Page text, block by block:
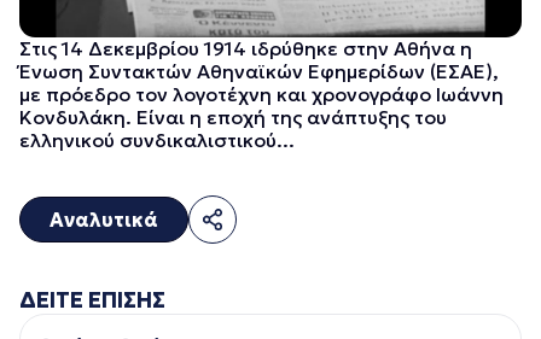
Στις 14 Δεκεμβρίου 1914 ιδρύθηκε στην Αθήνα η
Ένωση Συντακτών Αθηναϊκών Εφημερίδων (ΕΣΑΕ),
με πρόεδρο τον λογοτέχνη και χρονογράφο Ιωάννη
Κονδυλάκη. Είναι η εποχή της ανάπτυξης του
ελληνικού συνδικαλιστικού...
Αναλυτικά
ΔΕΙΤΕ ΕΠΙΣΗΣ